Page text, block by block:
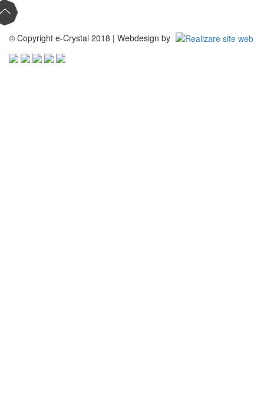
© Copyright e-Crystal 2018 | Webdesign by